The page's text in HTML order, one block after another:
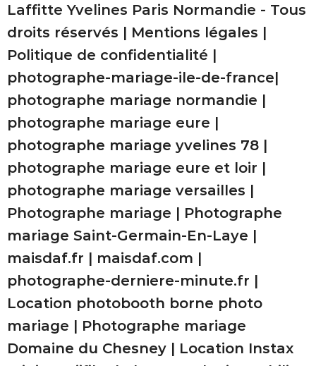
Laffitte Yvelines Paris Normandie - Tous
droits réservés | Mentions légales |
Politique de confidentialité |
photographe-mariage-ile-de-france|
photographe mariage normandie |
photographe mariage eure |
photographe mariage yvelines 78 |
photographe mariage eure et loir |
photographe mariage versailles |
Photographe mariage | Photographe
mariage Saint-Germain-En-Laye |
maisdaf.fr | maisdaf.com |
photographe-derniere-minute.fr |
Location photobooth borne photo
mariage | Photographe mariage
Domaine du Chesney | Location Instax